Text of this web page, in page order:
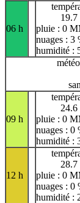
06 h
19.7
pluie : 0
nuages : 3
humidité :
09 h
24.6
pluie : 0
nuages : 0
humidité :
12 h
28.7
pluie : 0
nuages : 0
humidité :